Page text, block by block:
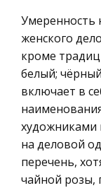
Техника
скважинам
верхних
двухмерным
трёхмерных
пород. Для
Правовое
Умеренность
женского
кроме
белый;
включает в
художниками
на деловой
перечень,
чайной розы,